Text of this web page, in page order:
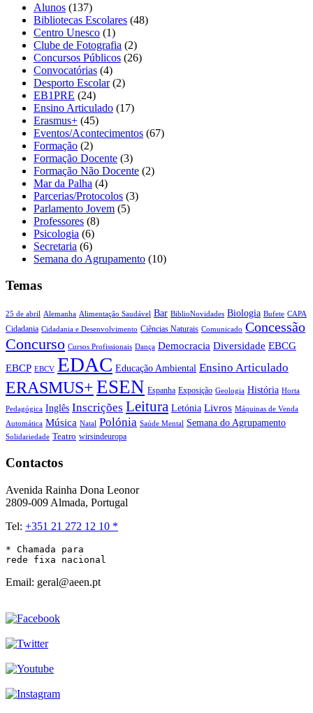
Alunos (137)
Bibliotecas Escolares (48)
Centro Unesco (1)
Clube de Fotografia (2)
Concursos Públicos (26)
Convocatórias (4)
Desporto Escolar(2)
EB1PRE (24)
Ensino Articulado (17)
Erasmus+ (45)
Eventos/Acontecimentos (67)
Formação (2)
Formação Docente (3)
Formação Não Docente (2)
Mar da Palha (4)
Parcerias/Protocolos (3)
Parlamento Jovem (5)
Professores (8)
Psicologia (6)
Secretaria (6)
Semana do Agrupamento (10)
Temas
25 de abril Alemanha Alimentação Saudável Bar BiblioNovidades Biologia Bufete CAPA
Cidadania Cidadania e Desenvolvimento Ciências Naturais Comunicado Concessão
Concurso Cursos Profissionais Dança Democracia Diversidade EBCG
EBCP EBCV EDAC Educação Ambiental Ensino Articulado
ERASMUS+ESEN Espanha Exposição Geologia História Horta
Pedagógica Inglês Inscrições Leitura Letónia Livros Máquinas de Venda
Automática Música Natal Polónia Saúde Mental Semana do Agrupamento
Solidariedade Teatro wirsindeuropa
Contactos
Avenida Rainha Dona Leonor
2809-009 Almada, Portugal
Tel: +351 21 272 12 10 *
* Chamada para
rede fixa nacional
Email: geral@aeen.pt